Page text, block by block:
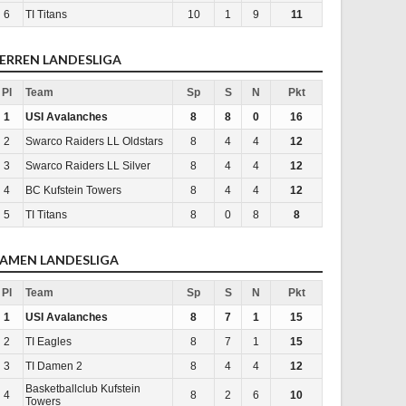
6 TI Titans 10 1 9 11
LANDESLIGA
Pl Team Sp S N
Pkt
1
USI Avalanches 8 8 0
16
2
Swarco Raiders LL Oldstars 8 4 4
12
3
Swarco Raiders LL Silver 8 4 4
12
4
BC Kufstein Towers 8 4 4
12
5
TI Titans 8 0 8 8
LANDESLIGA
Pl Team Sp S N
Pkt
1
USI Avalanches 8 7 1
15
2
TI Eagles 8 7 1
15
3
TI Damen 2 8 4 4 12
4
Basketballclub Kufstein
Towers
8 2 6 10